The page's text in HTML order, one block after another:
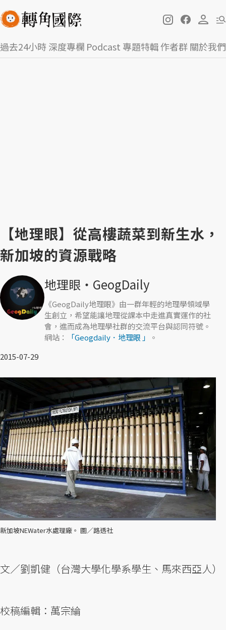
過去24小時深度專欄 Podcast 專題特輯作者群關於我們
【地理眼】從高樓蔬菜到新生水，
新加坡的資源戰略
地理眼‧GeogDaily
《GeogDaily地理眼》由一群年輕的地理學領域學
生創立，希望能讓地理從課本中走進真實運作的社
會，進而成為地理學社群的交流平台與認同符號。
網站：
「Geogdaily．地理眼 」
。
2015-07-29
新加坡NEWater水處理廠。 圖／路透社
文／劉凱健（台灣大學化學系學生、馬來西亞人）
校稿編輯：萬宗綸